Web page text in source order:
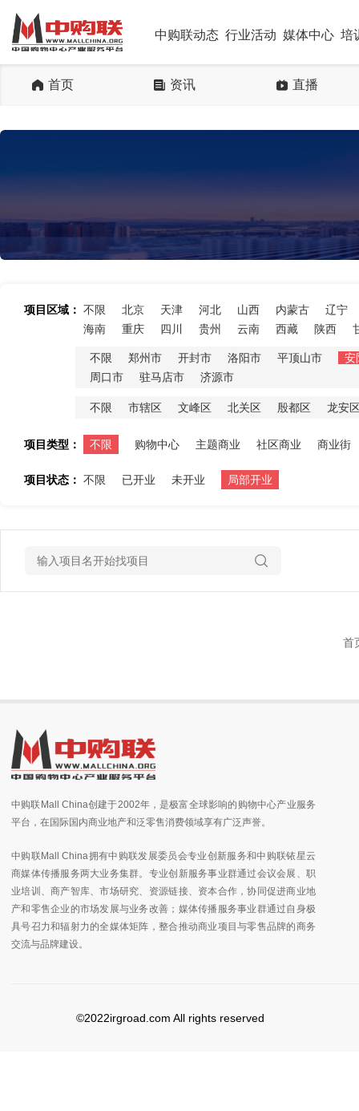
中购联动态 行业活动 媒体中心 培
首页 资讯 直播
项目区域： 不限 北京 天津 河北 山西 内蒙古
辽宁
海南
重庆 四川 贵州 云南 西藏 陕西
不限 郑州市 开封市 洛阳市 平顶山市
安
周口市
驻马店市 济源市
不限 市辖区 文峰区 北关区 殷都区 龙安
项目类型： 不限 购物中心 主题商业 社区商业 商业街
项目状态： 不限 已开业 未开业 局部开业
首
中购联Mall China创建于2002年，是极富全球影响的购物中心产业服务
平台，在国际国内商业地产和泛零售消费领域享有广泛声誉。
中购联Mall China拥有中购联发展委员会专业创新服务和中购联铱星云
商媒体传播服务两大业务集群。专业创新服务事业群通过会议会展、职
业培训、商产智库、市场研究、资源链接、资本合作，协同促进商业地
产和零售企业的市场发展与业务改善；媒体传播服务事业群通过自身极
具号召力和辐射力的全媒体矩阵，整合推动商业项目与零售品牌的商务
交流与品牌建设。
©2022irgroad.com All rights reserved